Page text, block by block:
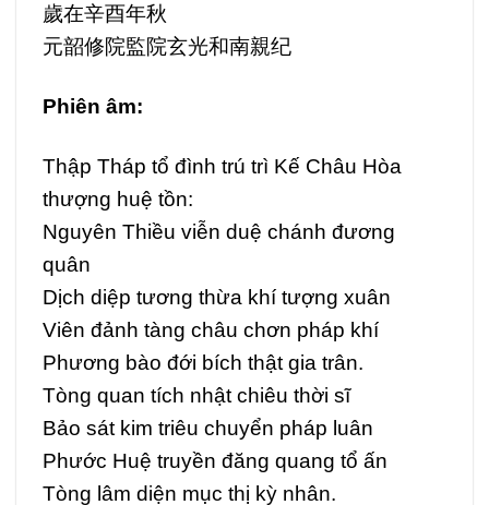
歲在辛酉年秋
元韶修院監院玄光和南親纪
Phiên âm:
Thập Tháp tổ đình trú trì Kế Châu Hòa
thượng huệ tồn:
Nguyên Thiều viễn duệ chánh đương
quân
Dịch diệp tương thừa khí tượng xuân
Viên đảnh tàng châu chơn pháp khí
Phương bào đới bích thật gia trân.
Tòng quan tích nhật chiêu thời sĩ
Bảo sát kim triêu chuyển pháp luân
Phước Huệ truyền đăng quang tổ ấn
Tòng lâm diện mục thị kỳ nhân.